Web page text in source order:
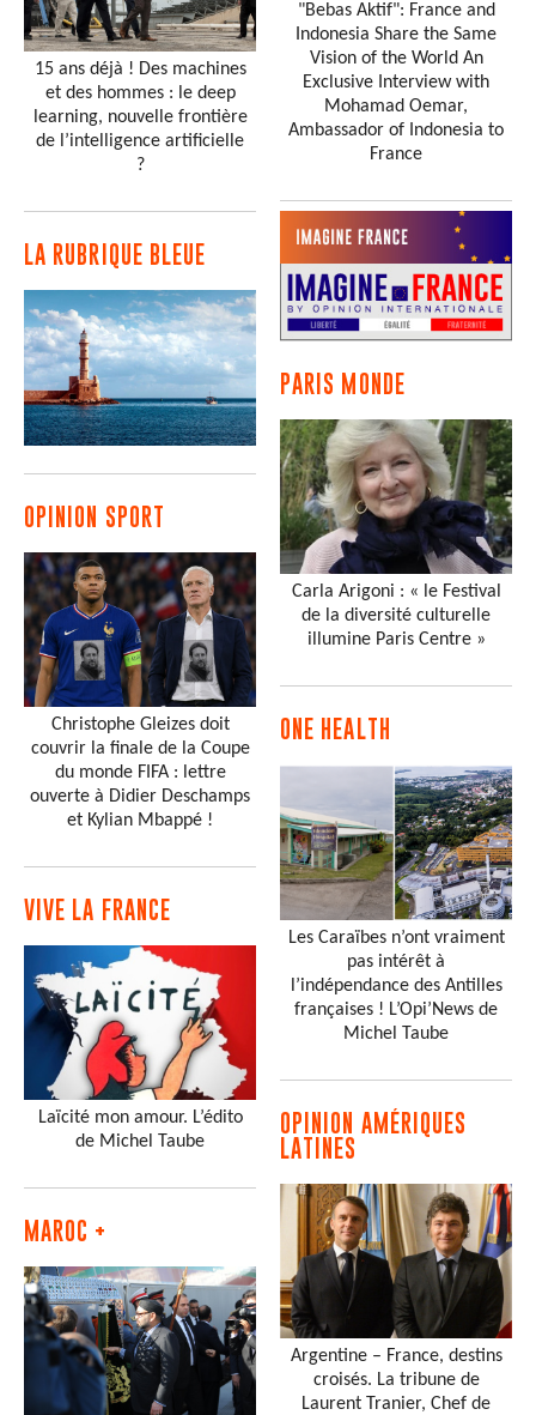
15 ans déjà ! Des machines
et des hommes : le deep
learning, nouvelle frontière
de l’intelligence artificielle
?
LA RUBRIQUE BLEUE
OPINION SPORT
Christophe Gleizes doit
couvrir la finale de la Coupe
du monde FIFA : lettre
ouverte à Didier Deschamps
et Kylian Mbappé !
VIVE LA FRANCE
Laïcité mon amour. L’édito
de Michel Taube
MAROC +
"Bebas Aktif": France and
Indonesia Share the Same
Vision of the World An
Exclusive Interview with
Mohamad Oemar,
Ambassador of Indonesia to
France
PARIS MONDE
Carla Arigoni : « le Festival
de la diversité culturelle
illumine Paris Centre »
ONE HEALTH
Les Caraïbes n’ont vraiment
pas intérêt à
l’indépendance des Antilles
françaises ! L’Opi’News de
Michel Taube
OPINION AMÉRIQUES
LATINES
Argentine – France, destins
croisés. La tribune de
Laurent Tranier, Chef de